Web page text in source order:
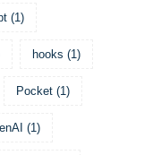
(1)
hooks (1)
Pocket (1)
(1)